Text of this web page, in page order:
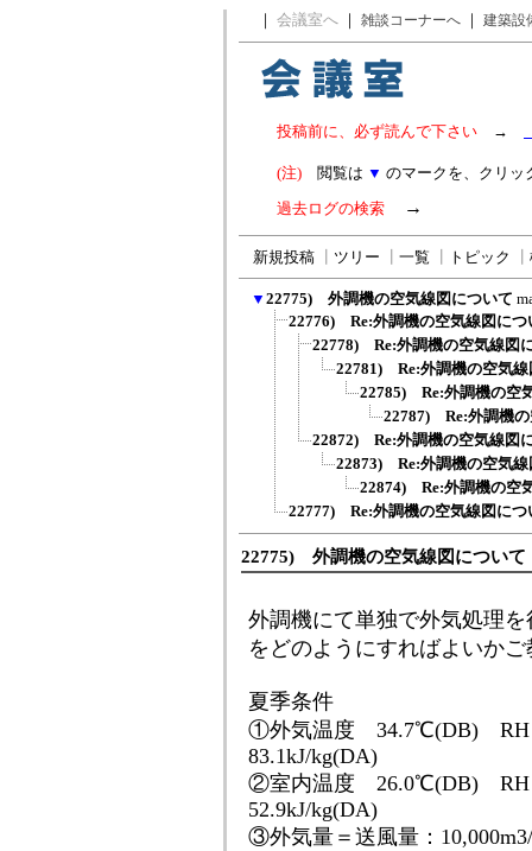
｜ 会議室へ ｜ 雑談コーナーへ ｜ 建築設
投稿前に、必ず読んで下さい →
(注) 閲覧は ▼ のマークを、クリッ
過去ログの検索 →
新規投稿 ツリー 一覧 トピック
▼ 22775) 外調機の空気線図について
22776) Re:外調機の空気線図につ
22778) Re:外調機の空気線図
22781) Re:外調機の空気線
22785) Re:外調機の空
22787) Re:外調機の
22872) Re:外調機の空気線図
22873) Re:外調機の空気線
22874) Re:外調機の空
22777) Re:外調機の空気線図に
22775) 外調機の空気線図について
外調機にて単独で外気処理
をどのようにすればよいか
夏季条件
①外気温度 34.7℃(DB) RH
83.1kJ/kg(DA)
②室内温度 26.0℃(DB) RH
52.9kJ/kg(DA)
③外気量＝送風量：